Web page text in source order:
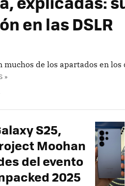
en las DSLR
muchos de los apartados en
»
S25,
Moohan
del evento
2025